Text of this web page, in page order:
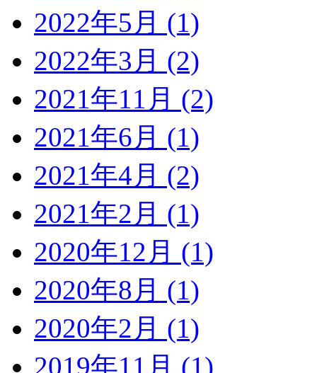
2022年5月 (1)
2022年3月 (2)
2021年11月 (2)
2021年6月 (1)
2021年4月 (2)
2021年2月 (1)
2020年12月 (1)
2020年8月 (1)
2020年2月 (1)
2019年11月 (1)